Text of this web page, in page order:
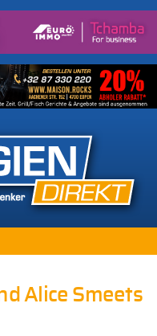
Alice Smeets